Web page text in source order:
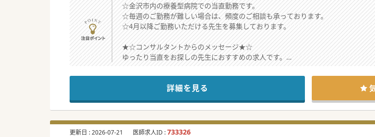
☆金沢市内の療養型病院での当直勤務です。
☆毎週のご勤務が難しい場合は、頻度のご相談も承っております。
☆4月以降ご勤務いただける先生を募集しております。
★☆コンサルタントからのメッセージ★☆
ゆったり当直をお探しの先生におすすめの求人です。
面接無しでのご勤務スタート可能です。
お気軽にお問い合わせください。
詳細を見る
更新日 :2026-07-21 医師求人ID :733326